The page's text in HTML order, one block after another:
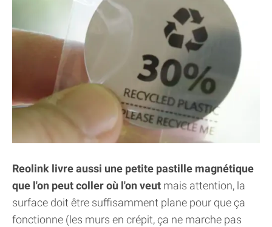
Reolink livre aussi une petite pastille magnétique
que l'on peut coller où l'on veut mais attention, la
surface doit être suffisamment plane pour que ça
fonctionne (les murs en crépit, ça ne marche pas